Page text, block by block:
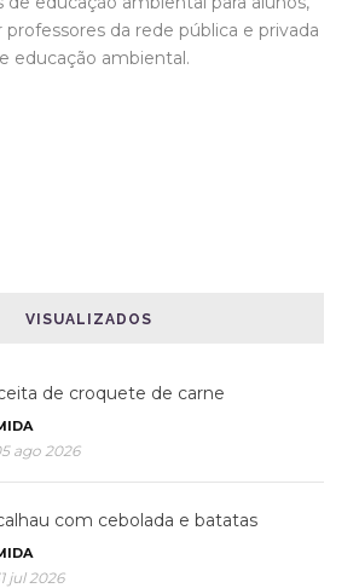
da rede pública e privada
educação ambiental.
VISUALIZADOS
de croquete de carne
ago 2026
com cebolada e batatas
jul 2026